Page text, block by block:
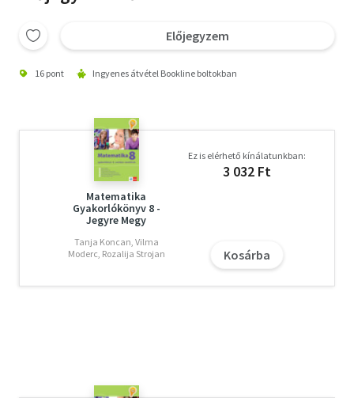
Előjegyzem
16 pont Ingyenes átvétel Bookline boltokban
Matematika
Gyakorlókönyv 8 -
Jegyre Megy
Tanja Koncan, Vilma
Moderc, Rozalija Strojan
Ez is elérhető kínálatunkban:
3 032 Ft
Kosárba